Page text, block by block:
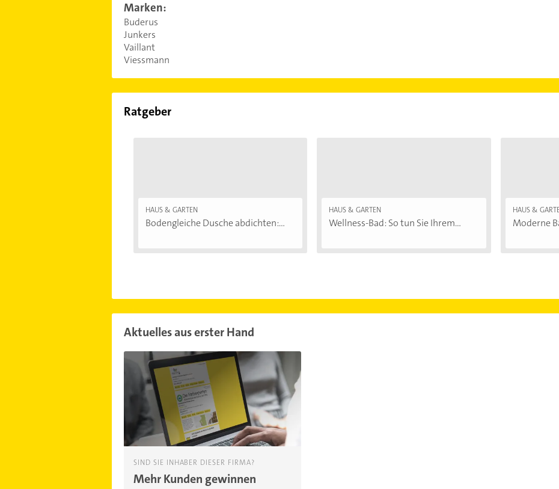
Marken:
Buderus
Junkers
Vaillant
Viessmann
Ratgeber
HAUS & GARTEN
Bodengleiche Dusche abdichten:...
HAUS & GARTEN
Wellness-Bad: So tun Sie Ihrem...
HAUS &
Moderne
Aktuelles aus erster Hand
SIND SIE INHABER DIESER FIRMA?
Mehr Kunden gewinnen